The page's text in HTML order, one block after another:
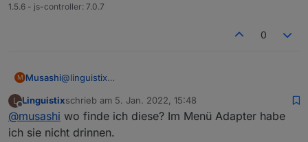
1.5.6 - js-controller: 7.0.7
0
M Musashi@linguistix
icon set” installierst dann zeigt er auch das Schloss
auf dem Button an 😉
L Linguistixschrieb am 5. Jan. 2022, 15:48
zuletzt editiert von
@musashi wo finde ich diese? Im Menü Adapter habe
ich sie nicht drinnen.